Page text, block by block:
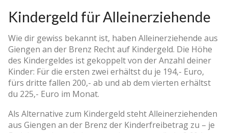
Kindergeld für Alleinerziehende
Wie dir gewiss bekannt ist, haben Alleinerziehende aus
Giengen an der Brenz Recht auf Kindergeld. Die Höhe
des Kindergeldes ist gekoppelt von der Anzahl deiner
Kinder: Für die ersten zwei erhältst du je 194,- Euro,
fürs dritte fallen 200,- ab und ab dem vierten erhältst
du 225,- Euro im Monat.
Als Alternative zum Kindergeld steht Alleinerziehenden
aus Giengen an der Brenz der Kinderfreibetrag zu – je